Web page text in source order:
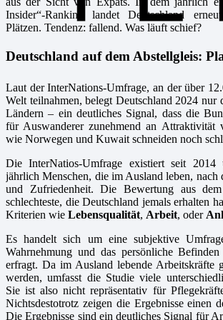
Insider“-Ranking landet Deutschland
Plätzen. Tendenz: fallend. Was läuft schief?
Deutschland auf dem Abstellgleis:
Laut der InterNations-Umfrage, an der über
Welt teilnahmen, belegt Deutschland 2024 nur
Ländern – ein deutliches Signal, dass die
für Auswanderer zunehmend an Attraktivität
wie Norwegen und Kuwait schneiden noch
Die InterNatios-Umfrage existiert seit 2014
jährlich Menschen, die im Ausland leben, nach
und Zufriedenheit. Die Bewertung aus
schlechteste, die Deutschland jemals erhalten
Kriterien wie Lebensqualität, Arbeit, oder
Es handelt sich um eine subjektive
Wahrnehmung und das persönliche
erfragt. Da im Ausland lebende Arbeitskräfte
werden, umfasst die Studie viele
Sie ist also nicht repräsentativ für
Nichtsdestotrotz zeigen die Ergebnisse einen
Die Ergebnisse sind ein deutliches Signal für